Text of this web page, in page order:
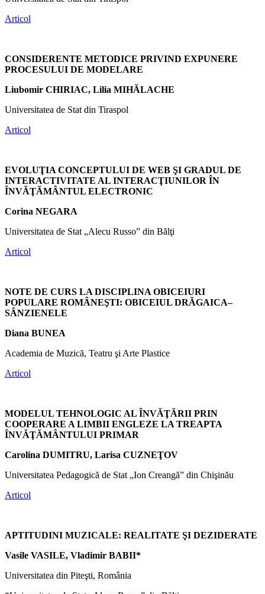
Articol
CONSIDERENTE METODICE PRIVIND EXPUNERE
PROCESULUI DE MODELARE
Liubomir CHIRIAC, Lilia MIHĂLACHE
Universitatea de Stat din Tiraspol
Articol
EVOLUŢIA CONCEPTULUI DE WEB ŞI GRADUL DE
INTERACTIVITATE AL INTERACŢIUNILOR ÎN
ÎNVĂŢĂMÂNTUL ELECTRONIC
Corina NEGARA
Universitatea de Stat „Alecu Russo” din Bălţi
Articol
NOTE DE CURS LA DISCIPLINA OBICEIURI
POPULARE ROMÂNEŞTI: OBICEIUL DRĂGAICA–
SÂNZIENELE
Diana BUNEA
Academia de Muzică, Teatru şi Arte Plastice
Articol
MODELUL TEHNOLOGIC AL ÎNVĂŢĂRII PRIN
COOPERARE A LIMBII ENGLEZE LA TREAPTA
ÎNVĂŢĂMÂNTULUI PRIMAR
Carolina DUMITRU, Larisa CUZNEŢOV
Universitatea Pedagogică de Stat „Ion Creangă” din Chişinău
Articol
APTITUDINI MUZICALE: REALITATE ŞI DEZIDERATE
Vasile VASILE, Vladimir BABII*
Universitatea din Piteşti, România